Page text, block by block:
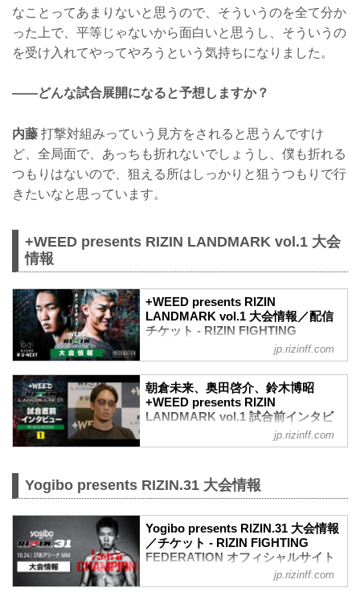
なことってあまりないと思うので、そういうのを全て分か
った上で、平等じゃないから面白いと思うし、そういうの
を受け入れてやってやろうという気持ちになりました。
——どんな試合展開になると予想しますか？
内藤 打撃対組みっていう見方をされると思うんですけ
ど、全局面で、あっちも折れないでしょうし、僕も折れる
つもりはないので、狙える所はしっかりと狙うつもりで行
きたいなと思っています。
+WEED presents RIZIN LANDMARK vol.1 大会
情報
+WEED presents RIZIN
LANDMARK vol.1 大会情報／配信
チケット - RIZIN FIGHTING
FEDERATION オフィシャルサイト
【Trailer】朝倉未来 vs. 萩原京平 /
+WEED presents RIZIN LANDMARK
vol.1
vol.1
2021年10月2日（土）18:30開場 / 19:00開
始
会場について
※ご招待のお客様
ご応募時にご入力いただいたメールアド
jp.rizinff.com
朝倉未来、奥田啓介、鈴木博昭
+WEED presents RIZIN
LANDMARK vol.1 試合前インタビ
ュー Vol.1 - RIZIN FIGHTING
FEDERATION オフィシャルサイト
presents RIZIN LANDMARK vol.1 試合前
インタビュー Vol.1
2021年10月2日（土）に開催される
+WEED presents RIZIN LANDMARK
vol.1の、マスコミ向けインタビューの内
容を公開！
大会前に各選手のインタビューをチェッ
クしよう！
jp.rizinff.com
Yogibo presents RIZIN.31 大会情報
Yogibo presents RIZIN.31 大会情報
／チケット - RIZIN FIGHTING
FEDERATION オフィシャルサイト
jp.rizinff.com